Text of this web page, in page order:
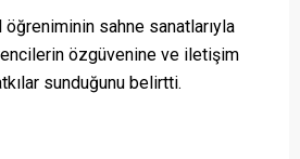
öğreniminin sahne sanatlarıyla
özgüvenine ve iletişim
sunduğunu belirtti.